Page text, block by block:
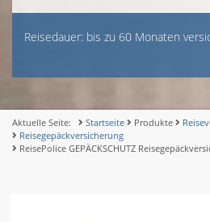
Reisedauer: bis zu 60 Monaten
Aktuelle Seite: Startseite Produkte
Reisegepäckversicherung
ReisePolice GEPÄCKSCHUTZ